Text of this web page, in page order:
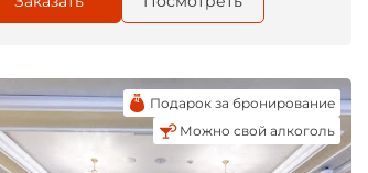
Подарок за бронирование
Можно свой алкоголь